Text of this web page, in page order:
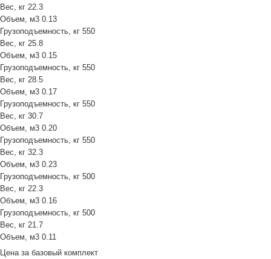
Вес, кг 22.3
Объем, м3 0.13
Грузоподъемность, кг 550
Вес, кг 25.8
Объем, м3 0.15
Грузоподъемность, кг 550
Вес, кг 28.5
Объем, м3 0.17
Грузоподъемность, кг 550
Вес, кг 30.7
Объем, м3 0.20
Грузоподъемность, кг 550
Вес, кг 32.3
Объем, м3 0.23
Грузоподъемность, кг 500
Вес, кг 22.3
Объем, м3 0.16
Грузоподъемность, кг 500
Вес, кг 21.7
Объем, м3 0.11
Цена за базовый комплект